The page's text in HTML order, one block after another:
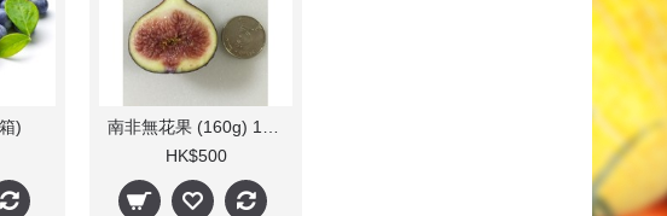
)
HK$500